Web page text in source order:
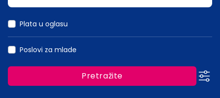
Plata u oglasu
Poslovi za mlade
Pretražite